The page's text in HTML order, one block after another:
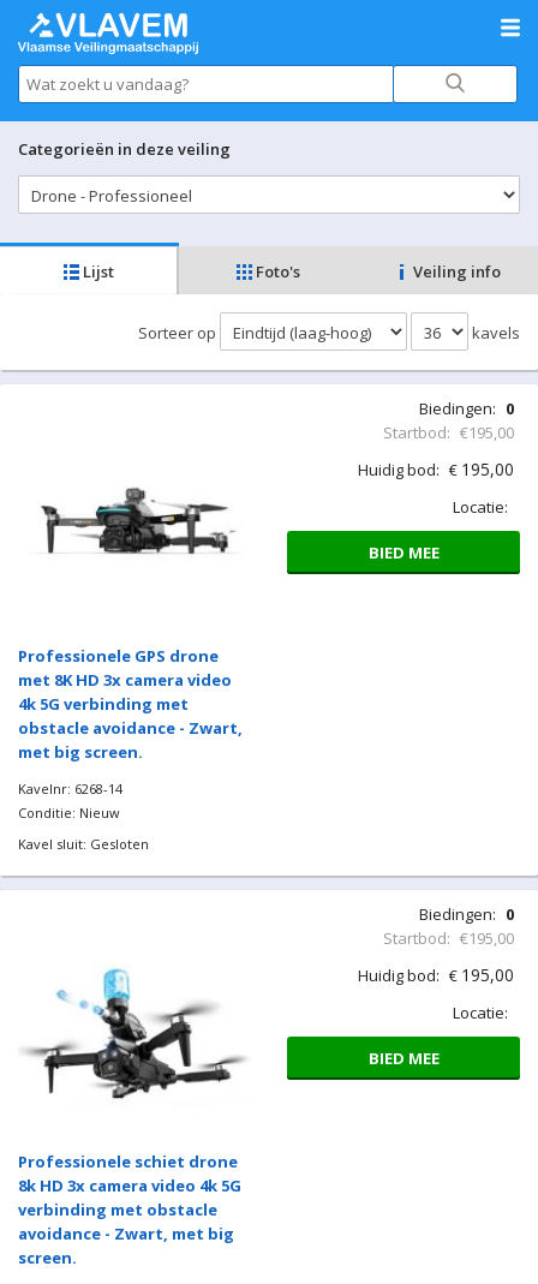
Categorieën in deze veiling
Lijst Foto's Veiling info
Sorteer op kavels
Professionele GPS drone
met 8K HD 3x camera video
4k 5G verbinding met
obstacle avoidance - Zwart,
met big screen.
Kavelnr: 6268-14
Conditie: Nieuw
Kavel sluit: Gesloten
Biedingen: 0
Startbod: €195,00
Huidig bod: € 195,00
Locatie:
BIED MEE
Professionele schiet drone
8k HD 3x camera video 4k 5G
verbinding met obstacle
avoidance - Zwart, met big
screen.
Biedingen: 0
Startbod: €195,00
Huidig bod: € 195,00
Locatie:
BIED MEE